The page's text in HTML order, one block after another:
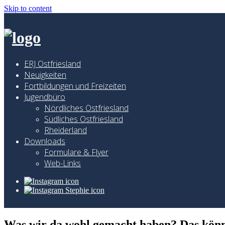
Skip to content
ERJ Ostfriesland
Neuigkeiten
Fortbildungen und Freizeiten
Jugendbüro
Nördliches Ostfriesland
Südliches Ostfriesland
Rheiderland
Downloads
Formulare & Flyer
Web-Links